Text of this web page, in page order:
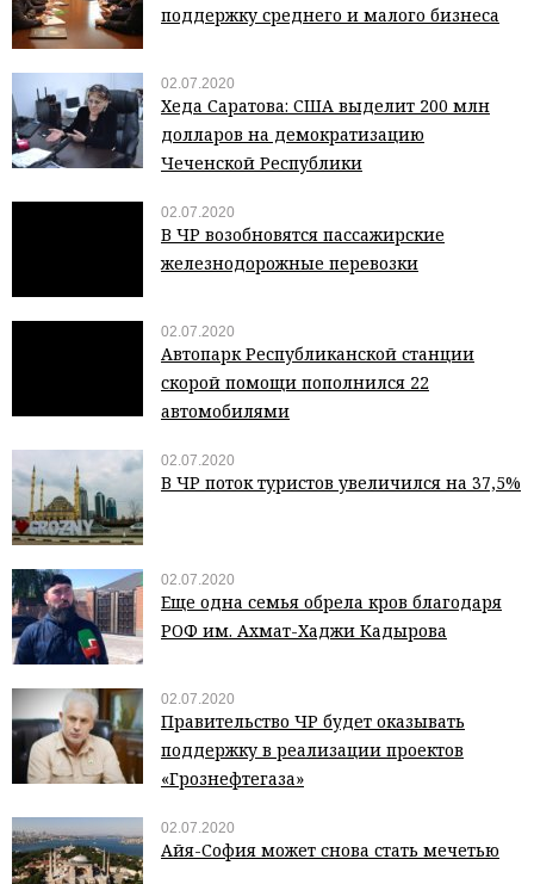
поддержку среднего и малого бизнеса
02.07.2020
Хеда Саратова: США выделит 200 млн
долларов на демократизацию
Чеченской Республики
02.07.2020
В ЧР возобновятся пассажирские
железнодорожные перевозки
02.07.2020
Автопарк Республиканской станции
скорой помощи пополнился 22
автомобилями
02.07.2020
В ЧР поток туристов увеличился на 37,5%
02.07.2020
Еще одна семья обрела кров благодаря
РОФ им. Ахмат-Хаджи Кадырова
02.07.2020
Правительство ЧР будет оказывать
поддержку в реализации проектов
«Грознефтегаза»
02.07.2020
Айя-София может снова стать мечетью